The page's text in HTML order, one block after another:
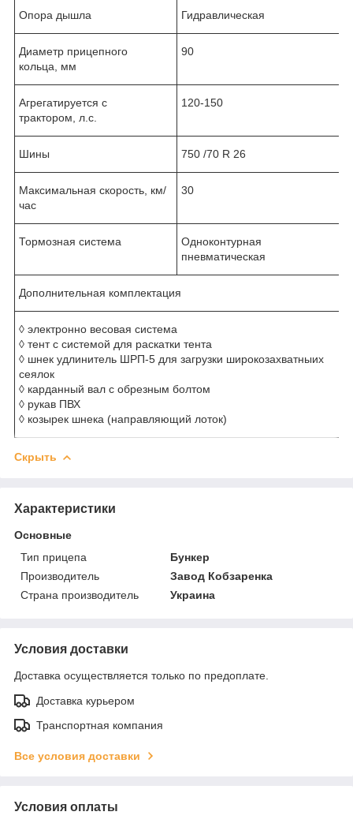
Опора дышла Гидравлическая
Диаметр прицепного
кольца, мм
90
Агрегатируется с
трактором, л.с.
120-150
Шины 750 /70 R 26
Максимальная скорость, км/
час
30
Тормозная система
Одноконтурная
пневматическая
Дополнительная комплектация
◊ электронно весовая система
◊ тент с системой для раскатки тента
◊ шнек удлинитель ШРП-5 для загрузки широкозахватныих
сеялок
◊ карданный вал с обрезным болтом
◊ рукав ПВХ
◊ козырек шнека (направляющий лоток)
Скрыть
Характеристики
Основные
Тип прицепа
Бункер
Производитель
Завод Кобзаренка
Страна производитель
Украина
Условия доставки
Доставка осуществляется только по предоплате.
Доставка курьером
Транспортная компания
Все условия доставки
Условия оплаты